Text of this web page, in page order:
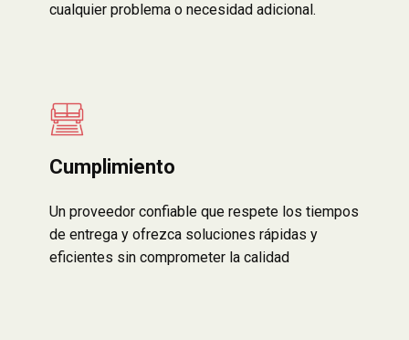
cualquier problema o necesidad adicional.
Cumplimiento
Un proveedor confiable que respete los tiempos
de entrega y ofrezca soluciones rápidas y
eficientes sin comprometer la calidad